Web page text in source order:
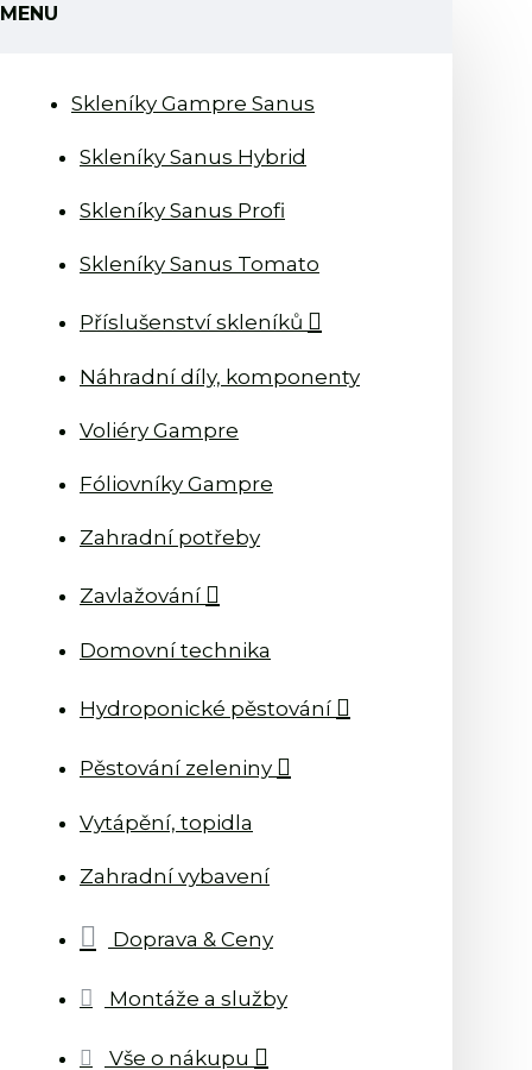
MENU
Skleníky Gampre Sanus
Skleníky Sanus Hybrid
Skleníky Sanus Profi
Skleníky Sanus Tomato
Příslušenství skleníků
Náhradní díly, komponenty
Voliéry Gampre
Fóliovníky Gampre
Zahradní potřeby
Zavlažování
Domovní technika
Hydroponické pěstování
Pěstování zeleniny
Vytápění, topidla
Zahradní vybavení
Doprava & Ceny
Montáže a služby
Vše o nákupu